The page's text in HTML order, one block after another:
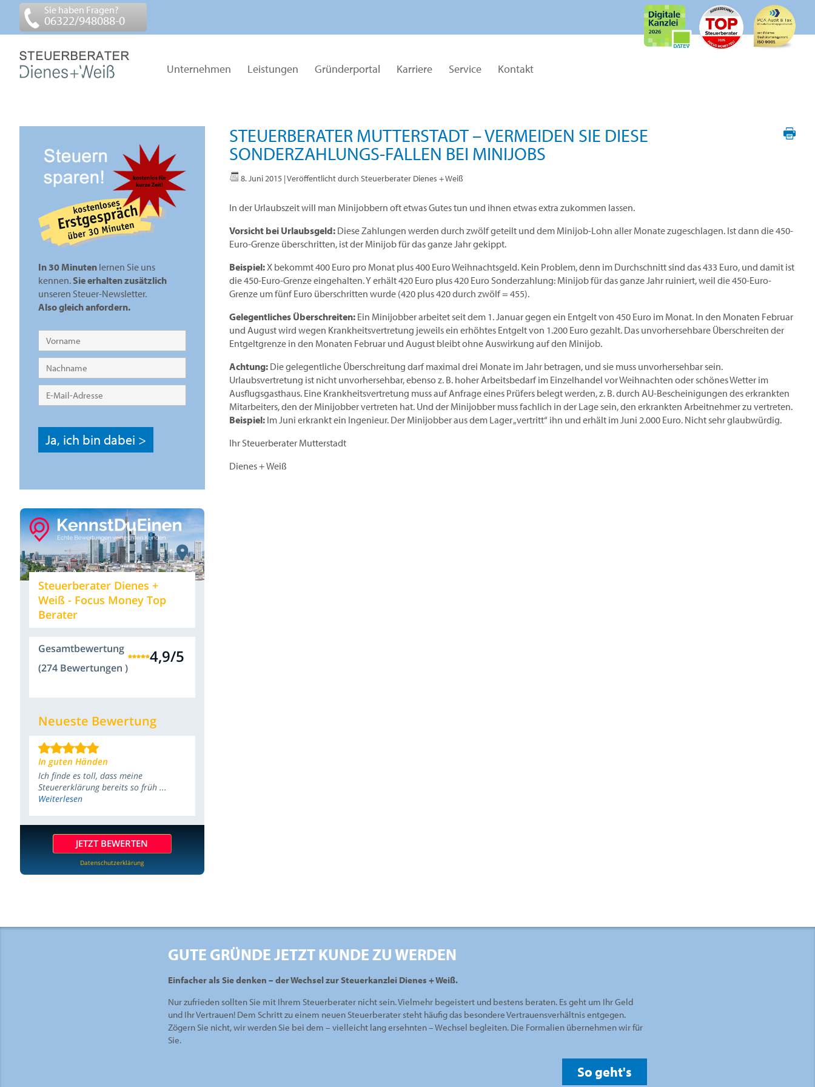
Sie haben Fragen?
06322/948088-0
Unternehmen Leistungen Gründerportal Karriere Service Kontakt
STEUERBERATER MUTTERSTADT – VERMEIDEN SIE DIESE
SONDERZAHLUNGS-FALLEN BEI MINIJOBS
8. Juni 2015| Veröffentlicht durch Steuerberater Dienes + Weiß
In der Urlaubszeit will man Minijobbern oft etwas Gutes tun und ihnen etwas extra zukommen lassen.
Vorsicht bei Urlaubsgeld: Diese Zahlungen werden durch zwölf geteilt und dem Minijob-Lohn aller Monate zugeschlagen. Ist dann die 450-
Euro-Grenze überschritten, ist der Minijob für das ganze Jahr gekippt.
Beispiel:X bekommt 400 Euro pro Monat plus 400 Euro Weihnachtsgeld. Kein Problem, denn im Durchschnitt sind das 433 Euro, und damit ist
die 450-Euro-Grenze eingehalten. Y erhält 420 Euro plus 420 Euro Sonderzahlung: Minijob für das ganze Jahr ruiniert, weil die 450-Euro-
Grenze um fünf Euro überschritten wurde (420 plus 420 durch zwölf = 455).
Gelegentliches Überschreiten: Ein Minijobber arbeitet seit dem 1. Januar gegen ein Entgelt von 450 Euro im Monat. In den Monaten Februar
und August wird wegen Krankheitsvertretung jeweils ein erhöhtes Entgelt von 1.200 Euro gezahlt. Das unvorhersehbare Überschreiten der
Entgeltgrenze in den Monaten Februar und August bleibt ohne Auswirkung auf den Minijob.
Achtung:Die gelegentliche Überschreitung darf maximal drei Monate im Jahr betragen, und sie muss unvorhersehbar sein.
Urlaubsvertretung ist nicht unvorhersehbar, ebenso z. B. hoher Arbeitsbedarf im Einzelhandel vor Weihnachten oder schönes Wetter im
Ausflugsgasthaus. Eine Krankheitsvertretung muss auf Anfrage eines Prüfers belegt werden, z. B. durch AU-Bescheinigungen des erkrankten
Mitarbeiters, den der Minijobber vertreten hat. Und der Mini­jobber muss fachlich in der Lage sein, den erkrankten Arbeitnehmer zu vertreten.
Beispiel:Im Juni erkrankt ein Ingenieur. Der Minijobber aus dem Lager „vertritt“ ihn und erhält im Juni 2.000 Euro. Nicht sehr glaubwürdig.
Ihr Steuerberater Mutterstadt
Dienes + Weiß
In 30 Minutenlernen Sie uns
kennen. Sie erhalten zusätzlich
unseren Steuer-Newsletter.
Also gleich anfordern.
Steuerberater Dienes +
Weiß - Focus Money Top
Berater
Gesamtbewertung
(274 Bewertungen )
4,9/5
Neueste Bewertung
In guten Händen
Ich finde es toll, dass meine
Steuererklärung bereits so früh ...
Weiterlesen
JETZT BEWERTEN
Datenschutzerklärung
GUTE GRÜNDE JETZT KUNDE ZU WERDEN
Einfacher als Sie denken – der Wechsel zur Steuerkanzlei Dienes + Weiß.
Nur zufrieden sollten Sie mit Ihrem Steuerberater nicht sein. Vielmehr begeistert und bestens beraten. Es geht um Ihr Geld
und Ihr Vertrauen! Dem Schritt zu einem neuen Steuerberater steht häufig das besondere Vertrauensverhältnis entgegen.
Zögern Sie nicht, wir werden Sie bei dem – vielleicht lang ersehnten – Wechsel begleiten. Die Formalien übernehmen wir für
Sie.
So geht's